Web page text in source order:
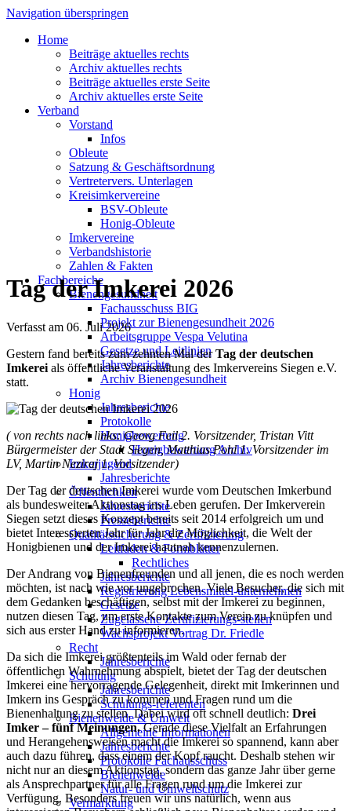
Navigation überspringen
Home
Beiträge aktuelles rechts
Archiv aktuelles rechts
Beiträge aktuelles erste Seite
Archiv aktuelles erste Seite
Verband
Vorstand
Infos
Obleute
Satzung & Geschäftsordnung
Vertretervers. Unterlagen
Kreisimkervereine
BSV-Obleute
Honig-Obleute
Imkervereine
Verbandshistorie
Zahlen & Fakten
Fachbereiche
Bienengesundheit
Fachausschuss BIG
Projekt zur Bienengesundheit 2026
Arbeitsgruppe Vespa Velutina
Gesetze und Leitlinien
Jahresberichte
Archiv Bienengesundheit
Honig
Jahresberichte
Protokolle
Honigbewertung
Honigbewertung Archiv
Imkerjugend
Jahresberichte
Öffentlichkeit
Jahresberichte
Presseberichte
Qualitätssicherung & Zertifizierung
Leitfaden & Formblätter
Rechtliches
Jahresberichte
Registrierung Lebensmittel-unternehmen
Gesetze
Zugelassene Zertifizierungs-stellen
Wachsprojekt Vortrag Dr. Friedle
Recht
Jahresberichte
Schulung
Jahresberichte
Schulungs-referenten
Bienenweide & Umwelt
Allgemeine Informationen
Jahresberichte
Protokolle Fachausschuss
Bienenweide
Natur- und Umweltschutz
Vermarktung
Tag der Imkerei 2026
Verfasst am 06. Juli 2026
Gestern fand bereits zum zehnten Mal derTag der deutschen
Imkerei als öffentliche Veranstaltung des Imkervereins Siegen e.V.
statt.
( von rechts nach links: Georg Feil 2. Vorsitzender, Tristan Vitt
Bürgermeister der Stadt Siegen, Matthias Pohl 1. Vorsitzender im
LV, Martin Neziraj 1. Vorsitzender)
Der Tag der deutschen Imkerei wurde vom Deutschen Imkerbund
als bundesweiter Aktionstag ins Leben gerufen. Der Imkerverein
Siegen setzt dieses Konzept bereits seit 2014 erfolgreich um und
bietet Interessierten Jahr für Jahr die Möglichkeit, die Welt der
Honigbienen und der Imkerei hautnah kennenzulernen.
Der Andrang von Bienenfreunden und all jenen, die es noch werden
möchten, ist nach wie vor ungebrochen. Viele Besucher, die sich mit
dem Gedanken beschäftigen, selbst mit der Imkerei zu beginnen,
nutzen diesen Tag, um erste Kontakte zum Verein zu knüpfen und
sich aus erster Hand zu informieren.
Da sich die Imkerei größtenteils im Wald oder fernab der
öffentlichen Wahrnehmung abspielt, bietet der Tag der deutschen
Imkerei eine hervorragende Gelegenheit, direkt mit Imkerinnen und
Imkern ins Gespräch zu kommen und Fragen rund um die
Bienenhaltung zu stellen. Dabei wird oft schnell deutlich: Drei
Imker – fünf Meinungen.Gerade diese Vielfalt an Erfahrungen
und Herangehensweisen macht die Imkerei so spannend, kann aber
auch dazu führen, dass einem der Kopf raucht. Deshalb stehen wir
nicht nur an diesem Aktionstag, sondern das ganze Jahr über gerne
als Ansprechpartner für alle Fragen rund um die Imkerei zur
Verfügung. Besonders freuen wir uns natürlich, wenn aus